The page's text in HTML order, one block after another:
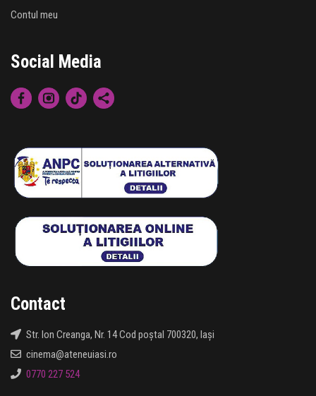
Contul meu
Social Media
Contact
Str. Ion Creanga, Nr. 14 Cod poștal 700320, Iași
cinema@ateneuiasi.ro
0770 227 524